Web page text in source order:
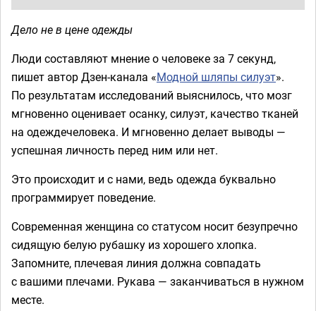
Дело не в цене одежды
Люди составляют мнение о человеке за 7 секунд,
пишет автор Дзен-канала «Модной шляпы силуэт».
По результатам исследований выяснилось, что мозг
мгновенно оценивает осанку, силуэт, качество тканей
на одеждечеловека. И мгновенно делает выводы —
успешная личность перед ним или нет.
Это происходит и с нами, ведь одежда буквально
программирует поведение.
Современная женщина со статусом носит безупречно
сидящую белую рубашку из хорошего хлопка.
Запомните, плечевая линия должна совпадать
с вашими плечами. Рукава — заканчиваться в нужном
месте.